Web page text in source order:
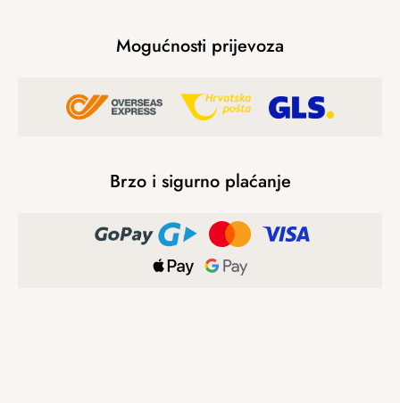
Mogućnosti prijevoza
Brzo i sigurno plaćanje